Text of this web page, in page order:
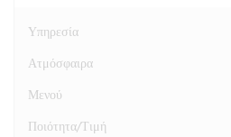
Υπηρεσία
Ατμόσφαιρα
Μενού
Ποιότητα/Τιμή